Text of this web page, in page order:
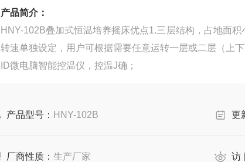
产品简介：
HNY-102B叠加式恒温培养摇床优点1.三层结构，占地面
转速单独设定，用户可根据需要任意运转一层或二层（上
ID微电脑智能控温仪，控温J确；
产品型号： HNY-102B 更
厂商性质： 生产厂家 访